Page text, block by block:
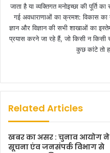
जाता है या व्यक्तिगत मनोइच्छा की पूर्ति
गई अवधाराणाओं का क्रमश: विकास
ज्ञान और विज्ञान की सभी शाखाओं का
प्रयास करने जा रहे हैं, जो किसी न
कुछ कांटे तो
Related Articles
खबर का असर : चुनाव आयोग ने
सूचना एंव जनसंपर्क विभाग से